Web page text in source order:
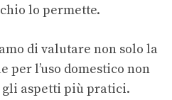
lo permette.
di valutare non solo la
per l’uso domestico non
gli aspetti più pratici.